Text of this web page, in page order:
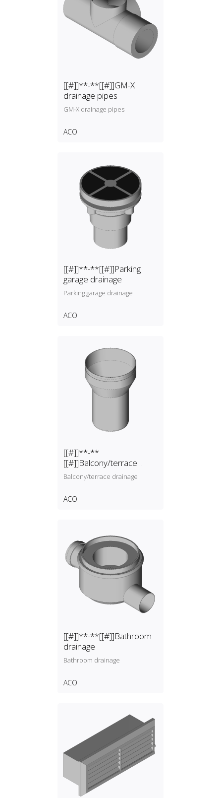
[[#]]**-**[[#]]GM-X
drainage pipes
GM‑X drainage pipes
ACO
[[#]]**-**[[#]]Parking
garage drainage
Parking garage drainage
ACO
[[#]]**-**
[[#]]Balcony/terrace
drainage
Balcony/terrace drainage
ACO
[[#]]**-**[[#]]Bathroom
drainage
Bathroom drainage
ACO